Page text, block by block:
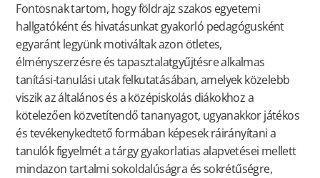
Fontosnak tartom, hogy földrajz szakos egyetemi
hallgatóként és hivatásunkat gyakorló pedagógusként
egyaránt legyünk motiváltak azon ötletes,
élményszerzésre és tapasztalatgyűjtésre alkalmas
tanítási-tanulási utak felkutatásában, amelyek közelebb
viszik az általános és a középiskolás diákokhoz a
kötelezően közvetítendő tananyagot, ugyanakkor játékos
és tevékenykedtető formában képesek ráirányítani a
tanulók figyelmét a tárgy gyakorlatias alapvetései mellett
mindazon tartalmi sokoldalúságra és sokrétűségre,